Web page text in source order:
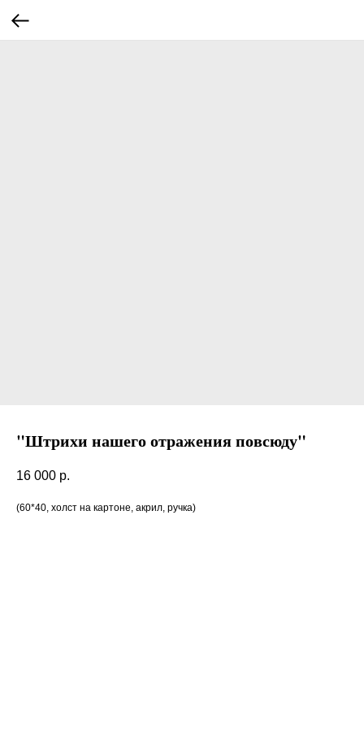
"Штрихи нашего отражения повсюду"
16 000 р.
(60*40, холст на картоне, акрил, ручка)